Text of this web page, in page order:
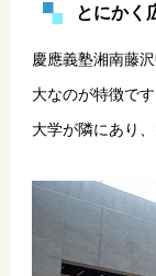
とにかく
慶應義塾湘南藤
大なのが特徴です
大学が隣にあり